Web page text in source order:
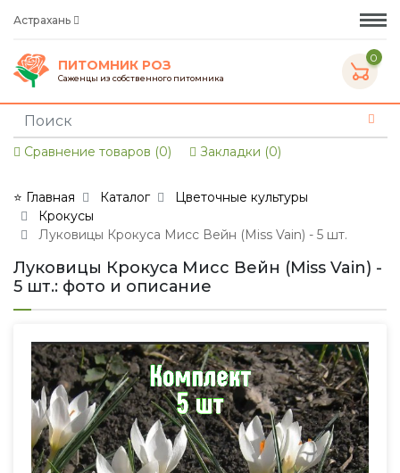
Астрахань
ПИТОМНИК РОЗ
Саженцы из собственного питомника
0
Сравнение товаров (0) Закладки (0)
⭐ Главная Каталог
Цветочные культуры
Крокусы
Луковицы Крокуса Мисс Вейн (Miss Vain) - 5 шт.
Луковицы Крокуса Мисс Вейн (Miss Vain) -
5 шт.: фото и описание